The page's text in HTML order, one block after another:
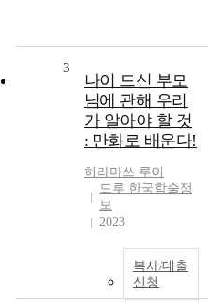
3
나이 드신 부모
님에 관해 우리
가 알아야 할 것
: 만화로 배운다!
히라마쓰 루이
드루 한국학술정
보
2023
복사/대출
신청